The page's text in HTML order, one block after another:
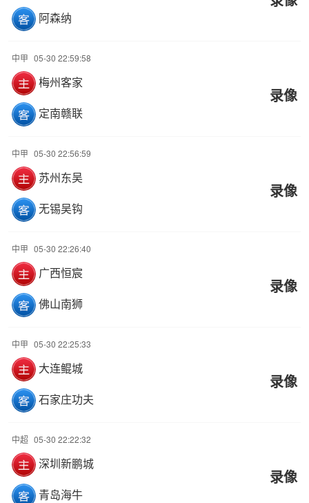
阿森纳
中甲 05-30 22:59:58
梅州客家
定南赣联
录像
中甲 05-30 22:56:59
苏州东吴
无锡吴钩
录像
中甲 05-30 22:26:40
广西恒宸
佛山南狮
录像
中甲 05-30 22:25:33
大连鲲城
石家庄功夫
录像
中超 05-30 22:22:32
深圳新鹏城
青岛海牛
录像